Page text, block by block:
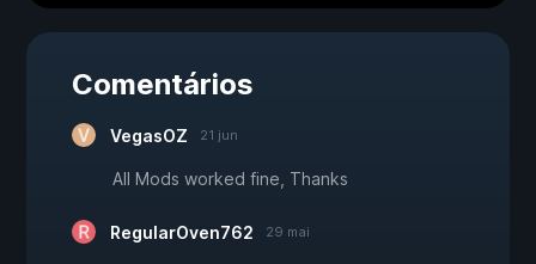
Comentários
VegasOZ 21 jun
All Mods worked fine, Thanks
RegularOven762 29 mai